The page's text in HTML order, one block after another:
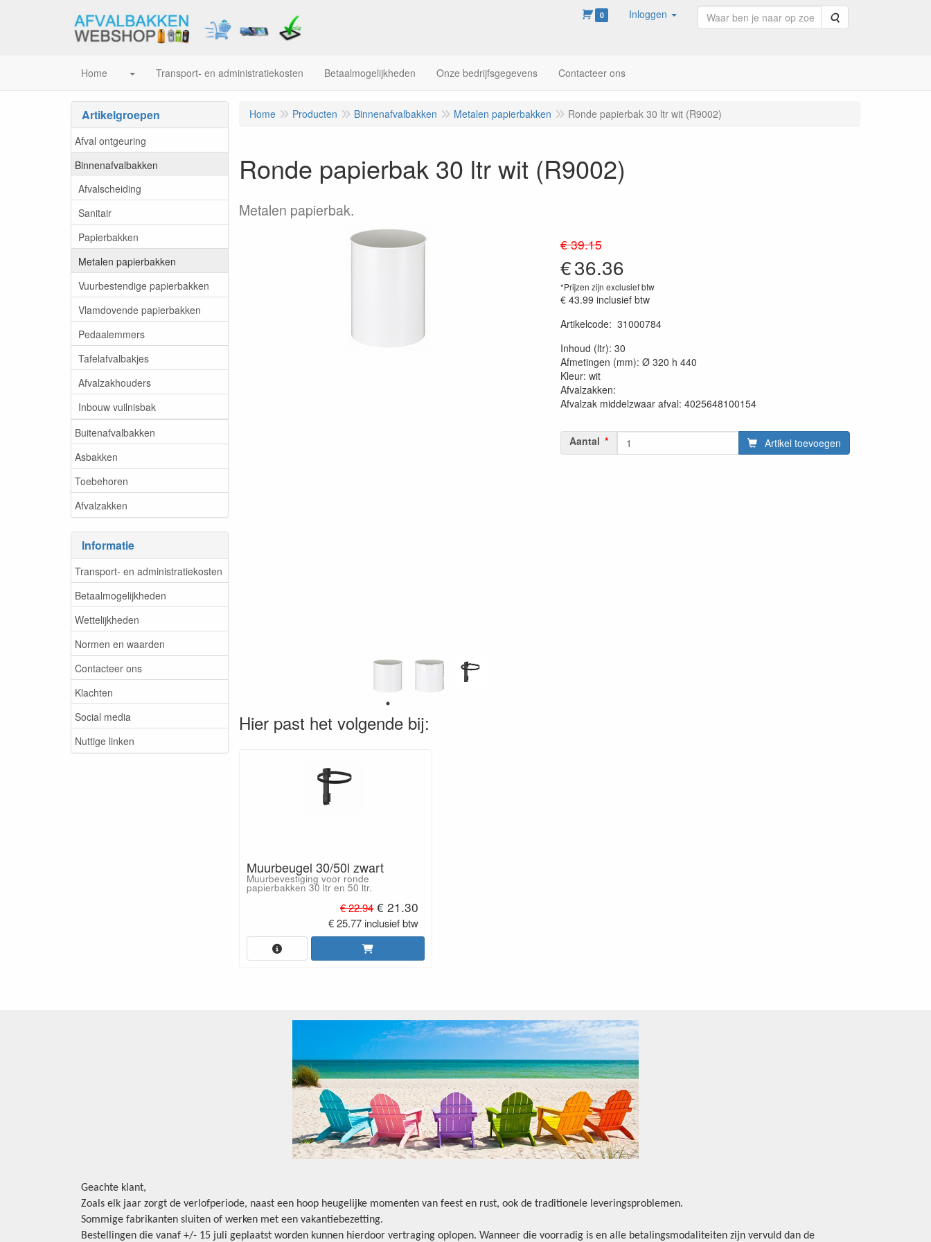
0 Inloggen Zoeken
Home Transport- en administratiekosten Betaalmogelijkheden Onze bedrijfsgegevens Contacteer ons
Artikelgroepen
Afval ontgeuring
Binnenafvalbakken
Afvalscheiding
Sanitair
Papierbakken
Metalen papierbakken
Vuurbestendige papierbakken
Vlamdovende papierbakken
Pedaalemmers
Tafelafvalbakjes
Afvalzakhouders
Inbouw vuilnisbak
Buitenafvalbakken
Asbakken
Toebehoren
Afvalzakken
Informatie
Transport- en administratiekosten
Betaalmogelijkheden
Wettelijkheden
Normen en waarden
Contacteer ons
Klachten
Social media
Nuttige linken
Home Producten Binnenafvalbakken Metalen papierbakken Ronde papierbak 30 ltr wit (R9002)
Ronde papierbak 30 ltr wit (R9002)
Metalen papierbak.
€ 39.15
€36.36
*Prijzen zijn exclusief btw
€ 43.99 inclusief btw
Artikelcode: 31000784
Inhoud (ltr): 30
Afmetingen (mm): Ø 320 h 440
Kleur: wit
Afvalzakken:
Afvalzak middelzwaar afval: 4025648100154
Aantal Artikel toevoegen
Hier past het volgende bij:
Muurbeugel 30/50l zwart
Muurbevestiging voor ronde
papierbakken 30 ltr en 50 ltr.
€ 22.94€ 21.30
€ 25.77 inclusief btw
Geachte klant,
Zoals elk jaar zorgt de verlofperiode, naast een hoop heugelijke momenten van feest en rust, ook de traditionele leveringsproblemen.
Sommige fabrikanten sluiten of werken met een vakantiebezetting.
Bestellingen die vanaf +/- 15 juli geplaatst worden kunnen hierdoor vertraging oplopen. Wanneer die voorradig is en alle betalingsmodaliteiten zijn vervuld dan de